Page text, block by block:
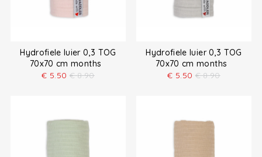
Hydrofiele luier 0,3 TOG
70x70 cm months
€ 5.50 € 8.90
Hydrofiele luier 0,3 TOG
70x70 cm months
€ 5.50 € 8.90